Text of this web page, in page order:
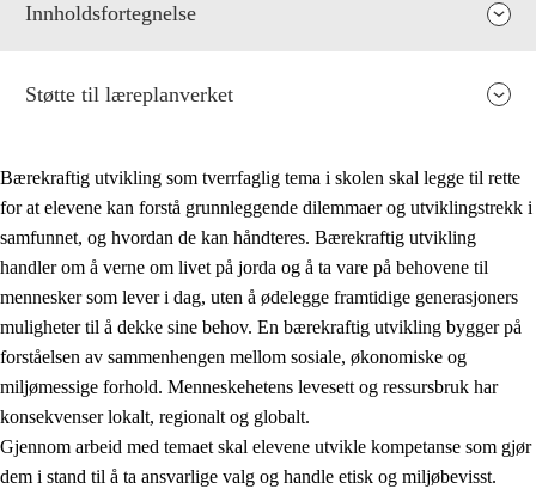
Innholdsfortegnelse
2. Prinsipper for læring, utvikling og danning
2.1 Sosial læring og utvikling
Støtte til læreplanverket
Bærekraftig utvikling som tverrfaglig tema i skolen skal legge til rette
for at elevene kan forstå grunnleggende dilemmaer og utviklingstrekk i
samfunnet, og hvordan de kan håndteres. Bærekraftig utvikling
handler om å verne om livet på jorda og å ta vare på behovene til
mennesker som lever i dag, uten å ødelegge framtidige generasjoners
muligheter til å dekke sine behov. En bærekraftig utvikling bygger på
forståelsen av sammenhengen mellom sosiale, økonomiske og
miljømessige forhold. Menneskehetens levesett og ressursbruk har
konsekvenser lokalt, regionalt og globalt.
Gjennom arbeid med temaet skal elevene utvikle kompetanse som gjør
dem i stand til å ta ansvarlige valg og handle etisk og miljøbevisst.